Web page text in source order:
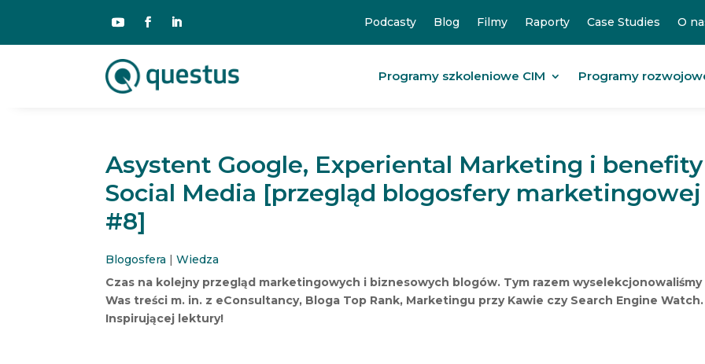
Podcasty Blog Filmy Raporty Case Studies O
Programy szkoleniowe CIM Programy
Asystent Google, Experiental Marketing i benefity
Social Media [przegląd blogosfery marketingowej
#8]
Blogosfera |Wiedza
Czas na kolejny przegląd marketingowych i biznesowych blogów. Tym razem wyselekcjonowaliśmy
Was treści m. in. z eConsultancy, Bloga Top Rank, Marketingu przy Kawie czy Search Engine Watch.
Inspirującej lektury!